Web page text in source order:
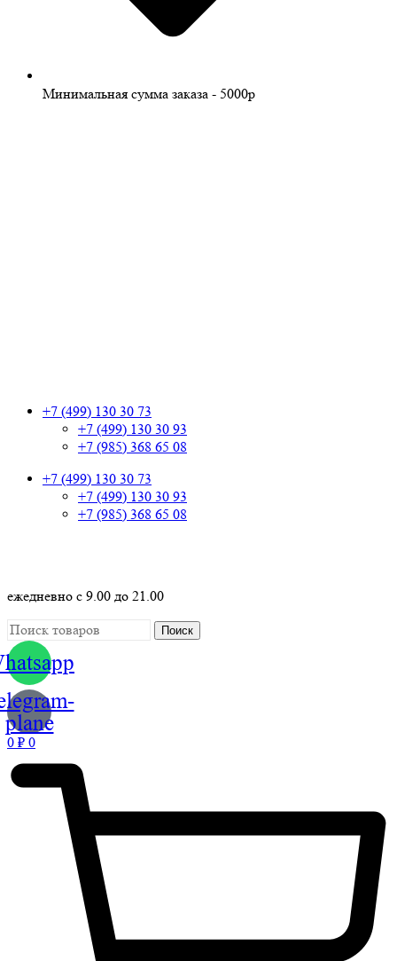
Минимальная сумма заказа - 5000р
+7 (499) 130 30 73
+7 (499) 130 30 93
+7 (985) 368 65 08
+7 (499) 130 30 73
+7 (499) 130 30 93
+7 (985) 368 65 08
ежедневно с 9.00 до 21.00
Поиск
plane
0 ₽ 0